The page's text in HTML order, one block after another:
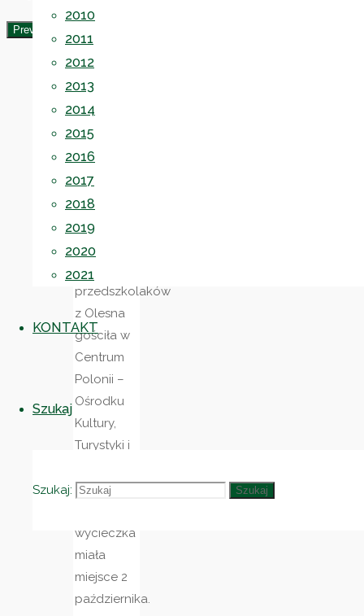
2010
2011
2012
2013
2014
2015
2016
2017
2018
2019
2020
2021
KONTAKT
Szukaj
Szukaj: Szukaj
Previous Slide
Opublikowane
przez
18.09.2023
2017
Kolejna
grupa
przedszkolaków
z Olesna
gościła w
Centrum
Polonii –
Ośrodku
Kultury,
Turystyki i
w Brniu.
wycieczka
miała
miejsce 2
października.